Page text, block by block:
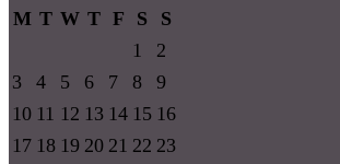
M T W T F S
S
1
2
3
4 5 6 7 8
9
10 11 12 13 14 15 16
17 18 19 20 21 22 23